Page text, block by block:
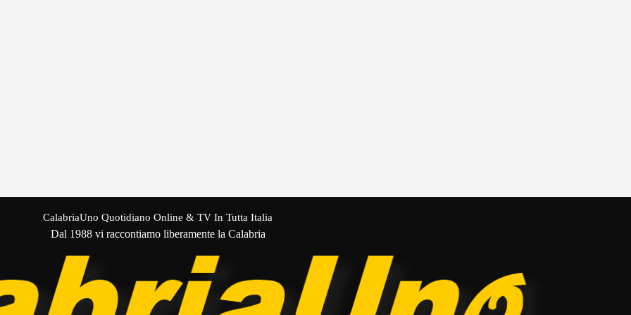
CalabriaUno Quotidiano Online & TV In Tutta Italia
Dal 1988 vi raccontiamo liberamente la Calabria